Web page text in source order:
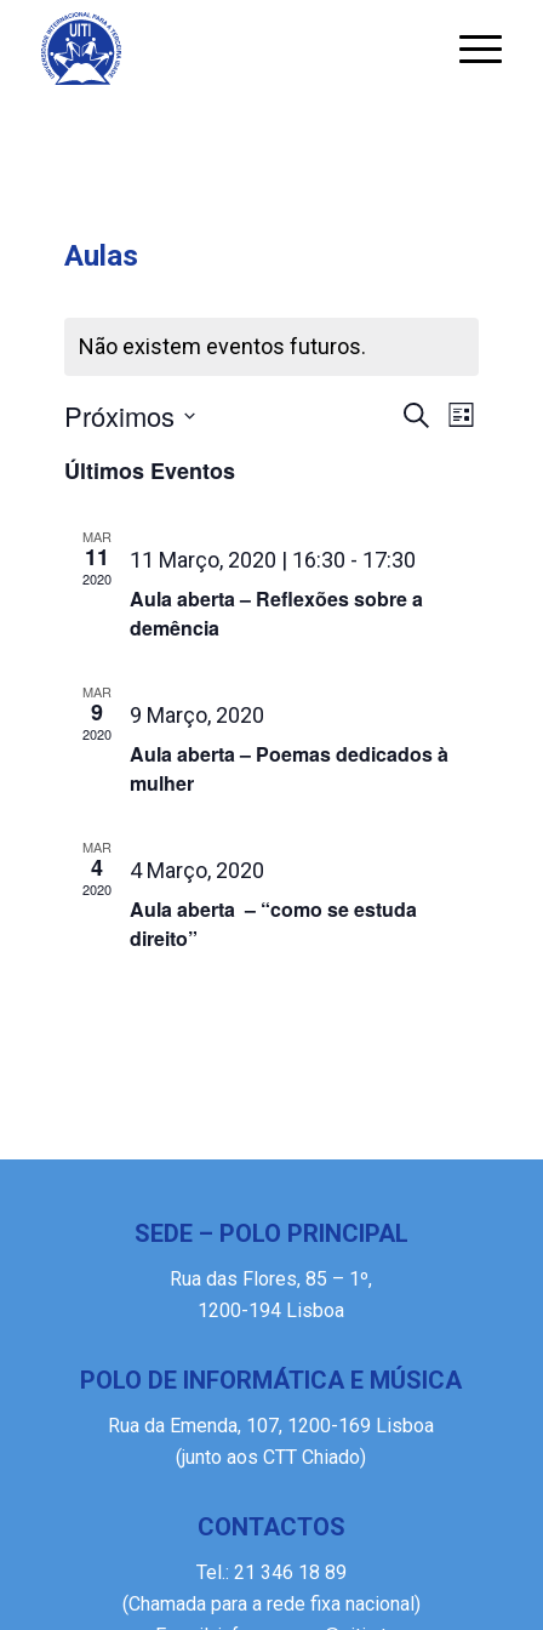
Aulas
Não existem eventos futuros.
de
Pesquisar
de
Lista
Próximos
a
Últimos Eventos
MAR
11
2020
11 Março, 2020 | 16:30 - 17:30
Aula aberta – Reflexões sobre a
demência
MAR
9
2020
9 Março, 2020
Aula aberta – Poemas dedicados à
mulher
MAR
4
2020
4 Março, 2020
Aula aberta – “como se estuda
direito”
SEDE – POLO PRINCIPAL
Rua das Flores, 85 – 1º,
1200-194 Lisboa
POLO DE INFORMÁTICA E MÚSICA
Rua da Emenda, 107, 1200-169 Lisboa
(junto aos CTT Chiado)
CONTACTOS
Tel.: 21 346 18 89
(Chamada para a rede fixa nacional)